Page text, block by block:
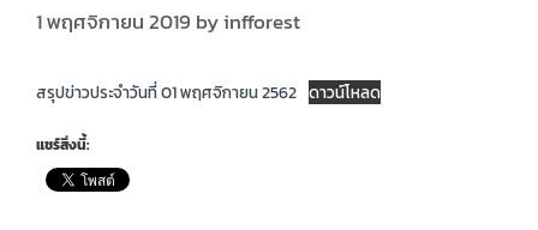
1 พฤศจิกายน 2019 byinfforest
สรุปข่าวประจำวันที่ 01 พฤศจิกายน 2562 ดาวน์โหลด
แชร์สิ่งนี้: